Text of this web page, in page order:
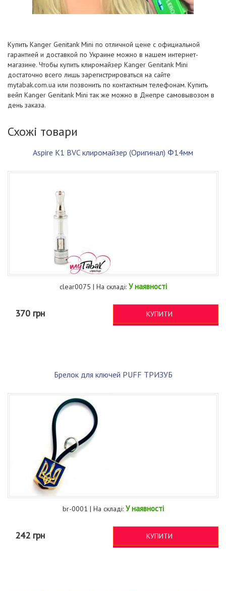
Купить Kanger Genitank Mini по отличной цене с официальной
гарантией и доставкой по Украине можно в нашем интернет-
магазине. Чтобы купить клиромайзер Kanger Genitank Mini
достаточно всего лишь зарегистрироваться на сайте
mytabak.com.ua или позвонить по контактным телефонам. Купить
вейп Kanger Genitank Mini так же можно в Днепре самовывозом в
день заказа.
Схожі товари
Aspire K1 BVC клиромайзер (Оригинал) Φ14мм
clear0075 | На складі: У наявності
370 грн КУПИТИ
Брелок для ключей PUFF ТРИЗУБ
br-0001 | На складі: У наявності
242 грн КУПИТИ